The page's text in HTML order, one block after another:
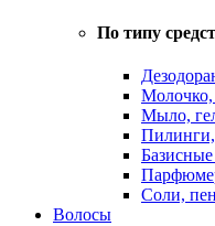
По типу
Мыло,
Базисные
Соли,
Волосы